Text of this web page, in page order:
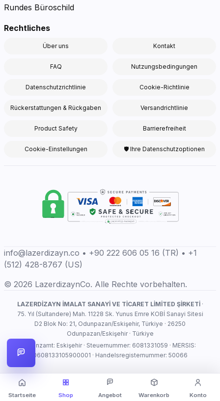
Rundes Büroschild
Rechtliches
Über uns Kontakt
FAQ Nutzungsbedingungen
Datenschutzrichtlinie Cookie-Richtlinie
Rückerstattungen & Rückgaben Versandrichtlinie
Product Safety Barrierefreiheit
Cookie-Einstellungen 🛡 Ihre Datenschutzoptionen
info@lazerdizayn.co • +90 222 606 05 16 (TR) • +1
(512) 428-8767 (US)
© 2026 LazerdizaynCo. Alle Rechte vorbehalten.
LAZERDİZAYN İMALAT SANAYİ VE TİCARET LİMİTED ŞİRKETİ·
75. Yıl (Sultandere) Mah. 11228 Sk. Yunus Emre KOBİ Sanayi Sitesi
D2 Blok No: 21, Odunpazarı/Eskişehir, Türkiye · 26250
Odunpazarı/Eskişehir · Türkiye
Finanzamt: Eskişehir · Steuernummer: 6081331059 · MERSIS:
0608133105900001 · Handelsregisternummer: 50066
Startseite Shop Angebot Warenkorb Konto